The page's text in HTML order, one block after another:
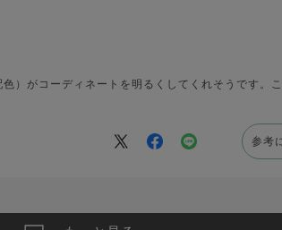
）がコーディネートを明るくしてくれそうです。
参考